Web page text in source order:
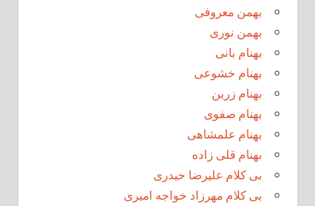
بهمن معروفی
بهمن نوری
بهنام بانی
بهنام خشوعی
بهنام زرین
بهنام صفوی
بهنام علمشاهی
بهنام قلی زاده
بی کلام علیرضا حیدری
بی کلام مهرزاد خواجه امیری